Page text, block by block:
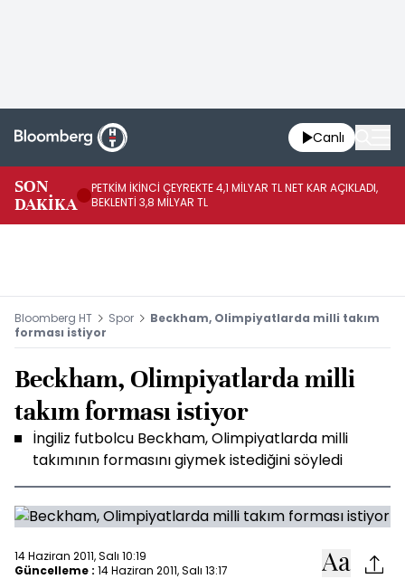
Canlı
SON
DAKİKA
PETKİM İKİNCİ ÇEYREKTE 4,1 MİLYAR TL NET KAR AÇIKLADI,
BEKLENTİ 3,8 MİLYAR TL
Bloomberg HT Spor
Beckham, Olimpiyatlarda milli takım
forması istiyor
Beckham, Olimpiyatlarda milli
takım forması istiyor
İngiliz futbolcu Beckham, Olimpiyatlarda milli
takımının formasını giymek istediğini söyledi
14 Haziran 2011, Salı 10:19
Güncelleme : 14 Haziran 2011, Salı 13:17